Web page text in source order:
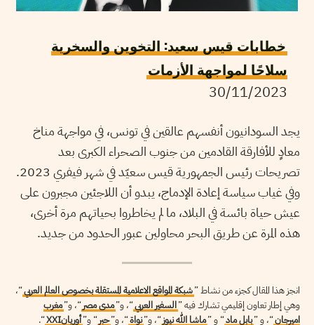
خطابات قيس سعيد: التخوين والسخرية
سلاحًا لمواجهة الأزمات
30/11/2023
يجد السودانيون أنفسهم عالقين في تونس، في مواجهة مناخ
معادٍ للأفارقة القادمين من جنوب الصحراء الكبرى بعد
تصريحات رئيس الجمهورية قيس سعيّد في شهر فيفري 2023.
وفي غياب سياسة إعادة الإدماج، يبدو أن اللاجئين مجبرون على
عيش حياة بائسة في البلاد، ما لم يخاطروا بحياتهم مرة أخرى،
هذه المرة عن طريق البحر محاولين عبور الحدود من جديد.
انجز هذا المقال كجزء من نشاط ”شبكة المواقع الاعلامية المستقلة بخصوص العالم العربي“،
وهي إطار تعاون إقليمي تشارك فيه ”السفير العربي“، و”مدى مصر“، و”مغرب
اميرجان“، و ”بابل ماد“ و ”ماشا الله نيوز“، و”نواة“، و”حبر“ و”أوريانXXI “.